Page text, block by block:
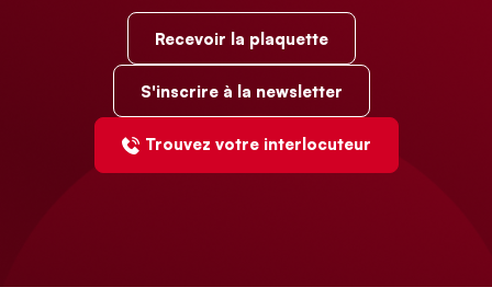
Recevoir la plaquette
S'inscrire à la newsletter
Trouvez votre interlocuteur